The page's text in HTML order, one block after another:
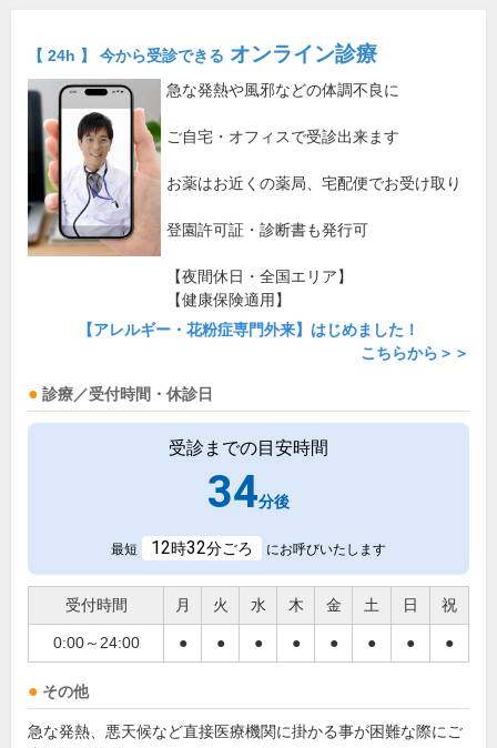
【 24h 】 今から受診できる オンライン診療
急な発熱や風邪などの体調不良に
ご自宅・オフィスで受診出来ます
お薬はお近くの薬局、宅配便でお受け取り
登園許可証・診断書も発行可
【夜間休日・全国エリア】
【健康保険適用】
【アレルギー・花粉症専門外来】はじめました！
こちらから＞＞
診療／受付時間・休診日
受診までの目安時間
34分後
最短 12時32分ごろ にお呼びいたします
受付時間 月 火 水 木 金 土 日 祝
0:00～24:00 ● ● ● ● ● ● ● ●
その他
急な発熱、悪天候など直接医療機関に掛かる事が困難な際にご